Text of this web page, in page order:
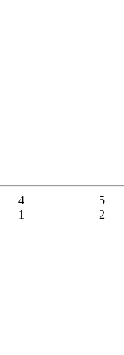
4
1
5
2